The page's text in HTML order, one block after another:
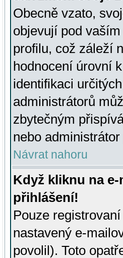
Obecně vzato,
objevují pod
profilu, což záleží
hodnocení úrovní
identifikaci
administrátorů
zbytečným
nebo
Návrat nahoru
Když kliknu na
přihlášení!
Pouze
nastavený e-
povolil). Toto